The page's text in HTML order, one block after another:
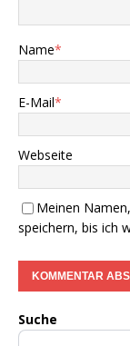
Name*
E-Mail*
Webseite
Meinen
speichern, bis ich
Suche